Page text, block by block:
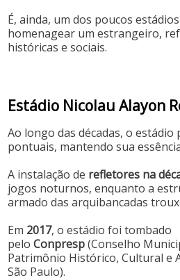
É, ainda, um dos poucos
homenagear um estrangeiro,
históricas e sociais.
Estádio Nicolau Alayon
Ao longo das décadas, o
pontuais, mantendo sua
A instalação de refletores na
jogos noturnos, enquanto a
armado das arquibancadas
Em 2017, o estádio foi tombado
peloConpresp(Conselho
Patrimônio Histórico, Cultural e
São Paulo).